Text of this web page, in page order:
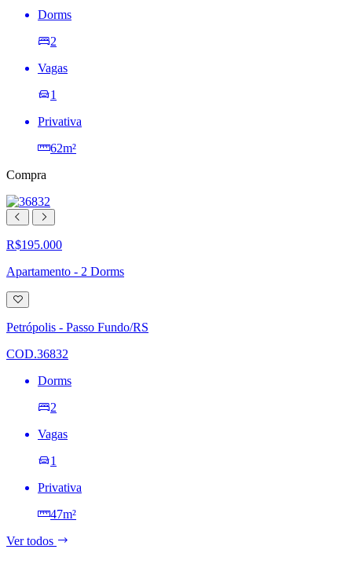
Dorms
2
Vagas
1
Privativa
62m²
Compra
R$195.000
Apartamento - 2 Dorms
Adicionar
à
lista
de
Petrópolis - Passo Fundo/RS
COD.36832
Dorms
2
Vagas
1
Privativa
47m²
Ver todos